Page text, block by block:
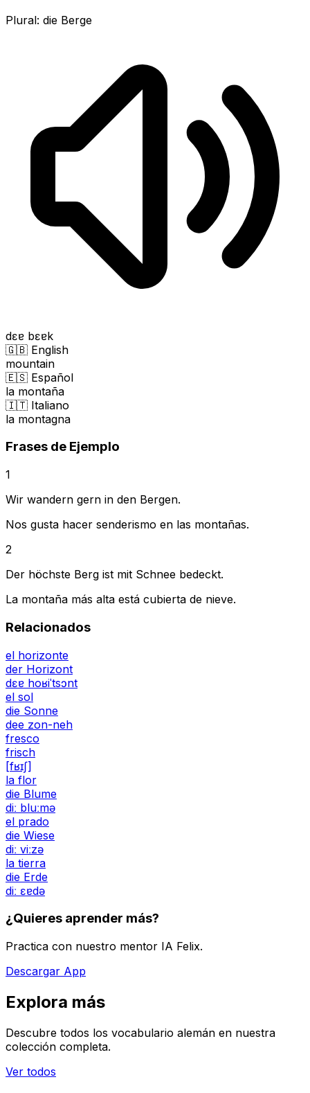
Plural: die Berge
dɛɐ bɛɐk
🇬🇧 English
mountain
🇪🇸 Español
la montaña
🇮🇹 Italiano
la montagna
Frases de Ejemplo
1
Wir wandern gern in den Bergen.
Nos gusta hacer senderismo en las montañas.
2
Der höchste Berg ist mit Schnee bedeckt.
La montaña más alta está cubierta de nieve.
Relacionados
el horizonte
der Horizont
dɛɐ hoʁiˈtsɔnt
el sol
die Sonne
dee zon-neh
fresco
frisch
[fʁɪʃ]
la flor
die Blume
diː bluːmə
el prado
die Wiese
diː viːzə
la tierra
die Erde
diː ɛɐdə
¿Quieres aprender más?
Practica con nuestro mentor IA Felix.
Descargar App
Explora más
Descubre todos los vocabulario alemán en nuestra
colección completa.
Ver todos